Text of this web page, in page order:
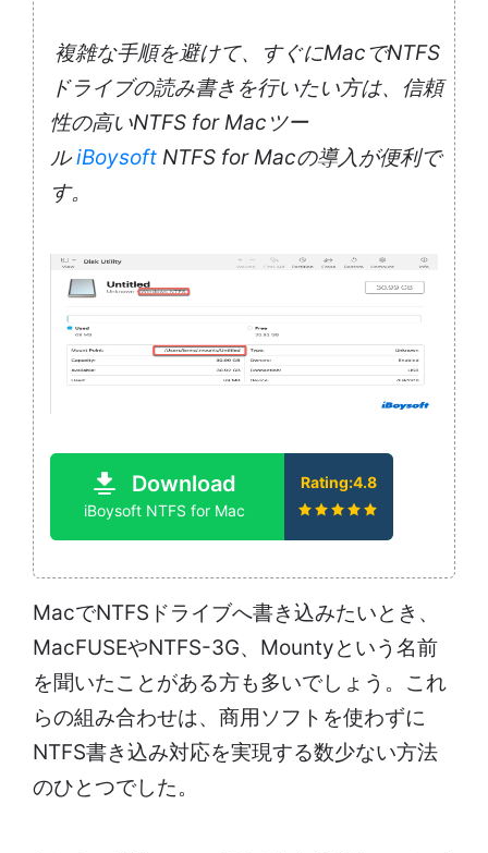
複雑な手順を避けて、すぐにMacでNTFS
ドライブの読み書きを行いたい方は、信頼
性の高いNTFS for Macツー
ルiBoysoft NTFS for Macの導入が便利で
す。
Download
iBoysoft NTFS for Mac
Rating:4.8
MacでNTFSドライブへ書き込みたいとき、
MacFUSEやNTFS-3G、Mountyという名前
を聞いたことがある方も多いでしょう。これ
らの組み合わせは、商用ソフトを使わずに
NTFS書き込み対応を実現する数少ない方法
のひとつでした。